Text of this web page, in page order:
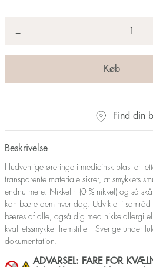
−
Find din
Beskrivelse
Hudvenlige øreringe i medicinsk plast er
transparente materiale sikrer, at smykkets
endnu mere. Nikkelfri (0 % nikkel) og så
kan bære dem hver dag. Udviklet i
bæres af alle, også dig med nikkelallergi
kvalitetssmykker fremstillet i Sverige under
dokumentation.
ADVARSEL: FARE FOR